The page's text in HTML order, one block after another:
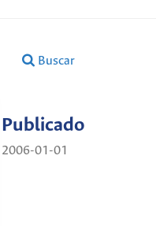
Buscar
Publicado
2006-01-01